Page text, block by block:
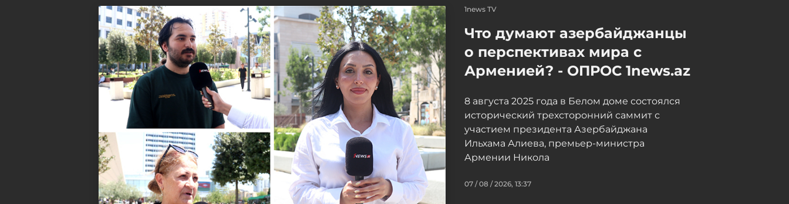
сотрудниками Службы по
мобилизации,
арестованными по делу о
взяточничестве
1news TV
Что думают азербайджанцы
о перспективах мира с
Арменией? - ОПРОС 1news.az
8 августа 2025 года в Белом доме состоялся
исторический трехсторонний саммит с
участием президента Азербайджана
Ильхама Алиева, премьер-министра
Армении Никола
07 / 08 / 2026, 13:37